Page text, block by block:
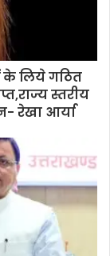
के लिये गठित
स्तरीय
रेखा आर्या